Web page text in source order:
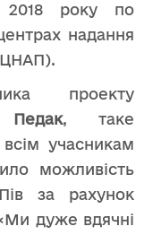
2018 року по
надання
проекту
, таке
учасникам
можливість
за рахунок
дуже вдячні